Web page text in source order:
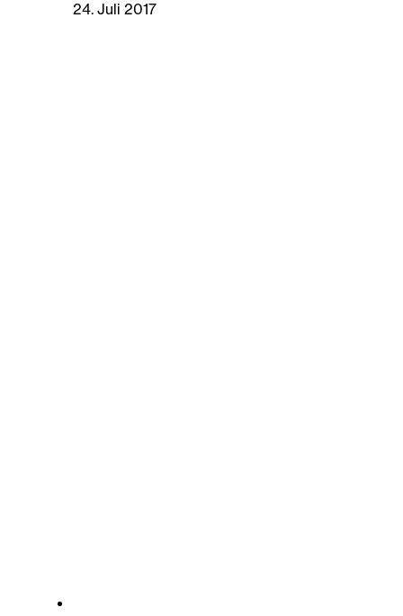
24. Juli 2017